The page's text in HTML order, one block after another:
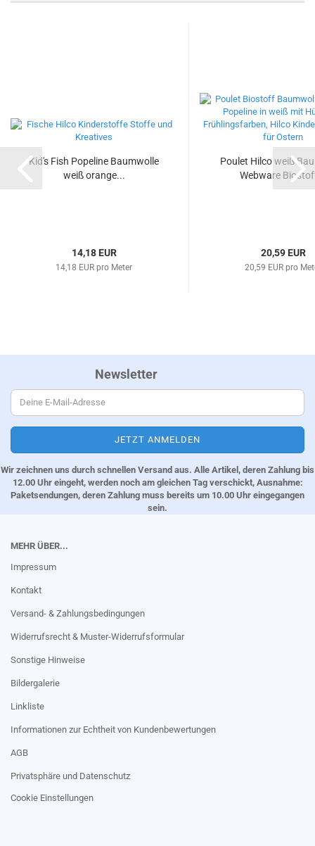
Kid's Fish Popeline Baumwolle
weiß orange...
14,18 EUR
14,18 EUR pro Meter
Poulet Hilco weiß
Webware
20,59 EUR
20,59 EUR pro
Newsletter
Wir zeichnen uns durch schnellen Versand aus. Alle Artikel, deren Zahlung bis
12.00 Uhr eingeht, werden noch am gleichen Tag verschickt, Ausnahme:
Paketsendungen, deren Zahlung muss bereits um 10.00 Uhr eingegangen
sein.
MEHR ÜBER...
Impressum
Kontakt
Versand- & Zahlungsbedingungen
Widerrufsrecht & Muster-Widerrufsformular
Sonstige Hinweise
Bildergalerie
Linkliste
Informationen zur Echtheit von Kundenbewertungen
AGB
Privatsphäre und Datenschutz
Cookie Einstellungen